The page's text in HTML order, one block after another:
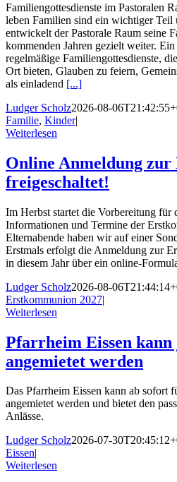
Familiengottesdienste im Pastoralen
leben Familien sind ein wichtiger Teil
entwickelt der Pastorale Raum seine
kommenden Jahren gezielt weiter.
regelmäßige Familiengottesdienste,
Ort bieten, Glauben zu feiern,
als einladend [...]
Ludger Scholz2026-08-
Familie, Kinder|
Weiterlesen
Online Anmeldung
freigeschaltet!
Im Herbst startet die Vorbereitung für
Informationen und Termine der
Elternabende haben wir auf einer
Erstmals erfolgt die Anmeldung zur
in diesem Jahr über ein online-
Ludger Scholz2026-08-
Erstkommunion 2027|
Weiterlesen
Pfarrheim Eissen
angemietet werden
Das Pfarrheim Eissen kann ab sofort
angemietet werden und bietet den
Anlässe.
Ludger Scholz2026-07-
Eissen|
Weiterlesen